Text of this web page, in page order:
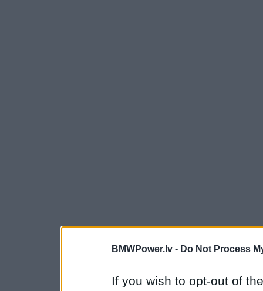
BMWPower.lv - Do Not Process
If you wish to opt-out of